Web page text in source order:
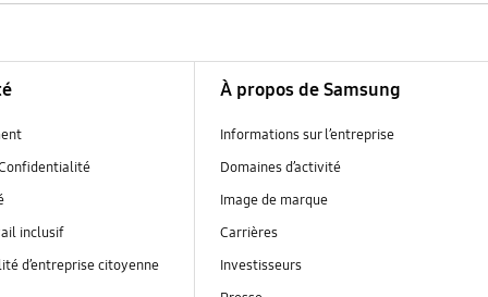
inclusif
d’entreprise citoyenne
À propos de Samsung
Informations sur l’entreprise
Domaines d’activité
Image de marque
Carrières
Investisseurs